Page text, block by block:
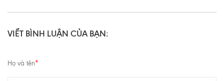
VIẾT BÌNH LUẬN CỦA BẠN:
Họ và tên*